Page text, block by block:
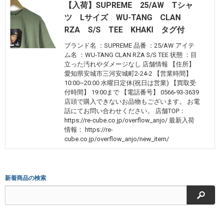
【入荷】SUPREME 25/AW Tシャ
ツ Lサイズ WU-TANG CLAN
RZA S/S TEE KHAKI タグ付
ブランド名 ：SUPREME 品番 ：25/AW アイテ
ム名 ：WU-TANG CLAN RZA S/S TEE 状態 ：目
立った汚れやダメージなし 店舗情報 【住所】
愛知県安城市三河安城町2-24-2 【営業時間】
10:00~20:00 水曜日定休(祝日は営業) 【買取受
付時間】 19:00まで 【電話番号】 0566-93-3639
店頭で購入できないお品物もございます。 お電
話にてお問い合わせください。 店舗TOP：
https://re-cube.co.jp/overflow_anjo/ 最新入荷
情報： https://re-
cube.co.jp/overflow_anjo/new_item/
新着商品の検索
検索